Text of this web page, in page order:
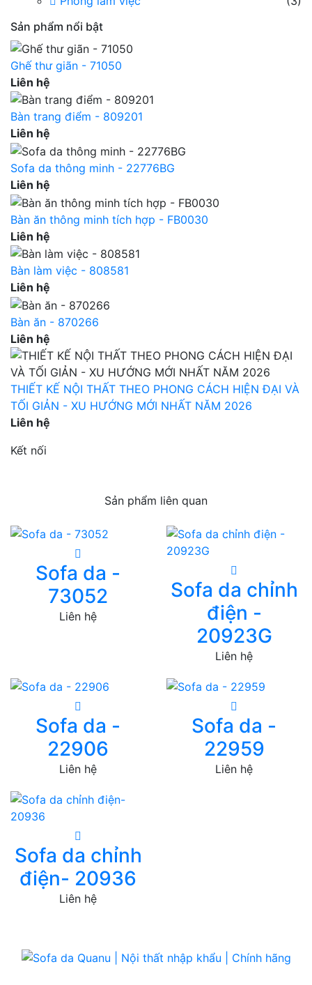
Sản phẩm nổi bật
Ghế thư giãn - 71050
Liên hệ
Bàn trang điểm - 809201
Liên hệ
Sofa da thông minh - 22776BG
Liên hệ
Bàn ăn thông minh tích hợp - FB0030
Liên hệ
Bàn làm việc - 808581
Liên hệ
Bàn ăn - 870266
Liên hệ
THIẾT KẾ NỘI THẤT THEO PHONG CÁCH HIỆN ĐẠI VÀ
TỐI GIẢN - XU HƯỚNG MỚI NHẤT NĂM 2026
Liên hệ
Kết nối
Sản phẩm liên quan
Sofa da -
73052
Liên hệ
Sofa da chỉnh
điện -
20923G
Liên hệ
Sofa da -
22906
Liên hệ
Sofa da -
22959
Liên hệ
Sofa da chỉnh
điện- 20936
Liên hệ